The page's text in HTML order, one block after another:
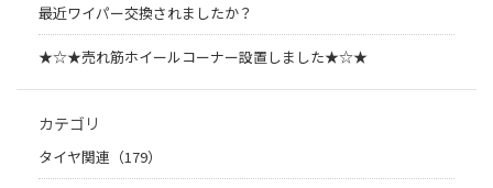
最近ワイパー交換されましたか？
★☆★売れ筋ホイールコーナー設置しました★☆★
カテゴリ
タイヤ関連（179）